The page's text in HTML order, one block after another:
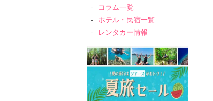
コラム一覧
ホテル・民宿一覧
レンタカー情報